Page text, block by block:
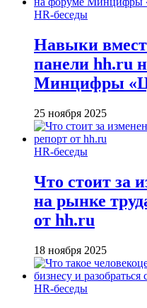
HR-беседы
Навыки
панели hh.ru
Минцифры
25 ноября 2025
HR-беседы
Что стоит за
на рынке
от hh.ru
18 ноября 2025
HR-беседы